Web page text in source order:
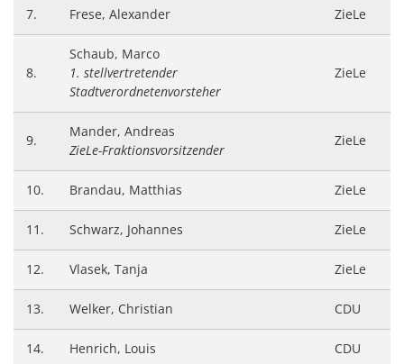
7. Frese, Alexander ZieLe
8.
Schaub, Marco
1. stellvertretender
Stadtverordnetenvorsteher
ZieLe
9.
Mander, Andreas
ZieLe-Fraktionsvorsitzender
ZieLe
10. Brandau, Matthias ZieLe
11. Schwarz, Johannes ZieLe
12. Vlasek, Tanja ZieLe
13. Welker, Christian CDU
14. Henrich, Louis CDU